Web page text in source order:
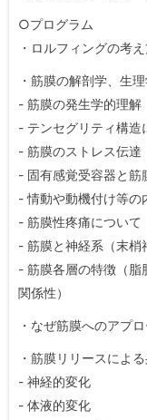
○プログラム
・ロルフィングの考
・筋膜の解剖学、生
- 筋膜の発生学的理解
- テンセグリティ構造
- 筋膜のストレス伝達
- 固有感覚受容器と筋
- 情動や動機付け等の
- 筋膜性疼痛について
- 筋膜と神経系（末梢
- 筋膜各層の特徴（脂
関係性）
・なぜ筋膜へのアプ
・筋膜リリースによ
- 神経的変化
- 体液的変化